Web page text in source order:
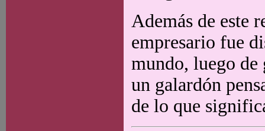
Además de este
empresario fue
mundo, luego de
un galardón
de lo que